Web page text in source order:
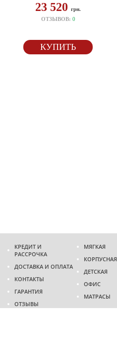
23 520грн.
ОТЗЫВОВ: 0
КУПИТЬ
КРЕДИТ И
РАССРОЧКА
ДОСТАВКА И ОПЛАТА
КОНТАКТЫ
ГАРАНТИЯ
ОТЗЫВЫ
МЯГКАЯ
КОРПУСНАЯ
ДЕТСКАЯ
ОФИС
МАТРАСЫ